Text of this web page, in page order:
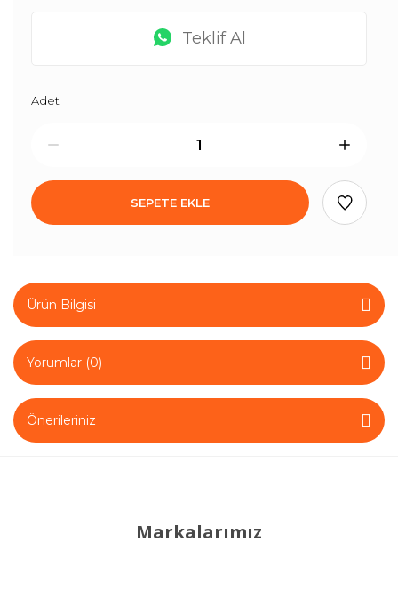
Teklif Al
Adet
SEPETE EKLE
Ürün Bilgisi
Yorumlar (0)
Önerileriniz
Markalarımız